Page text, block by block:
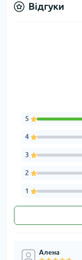
Відгуки
5
4
3
2
1
Алена